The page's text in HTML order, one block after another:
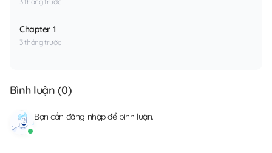
Chapter 1
3 tháng trước
Bình luận (0)
Bạn cần đăng nhậpđể bình luận.